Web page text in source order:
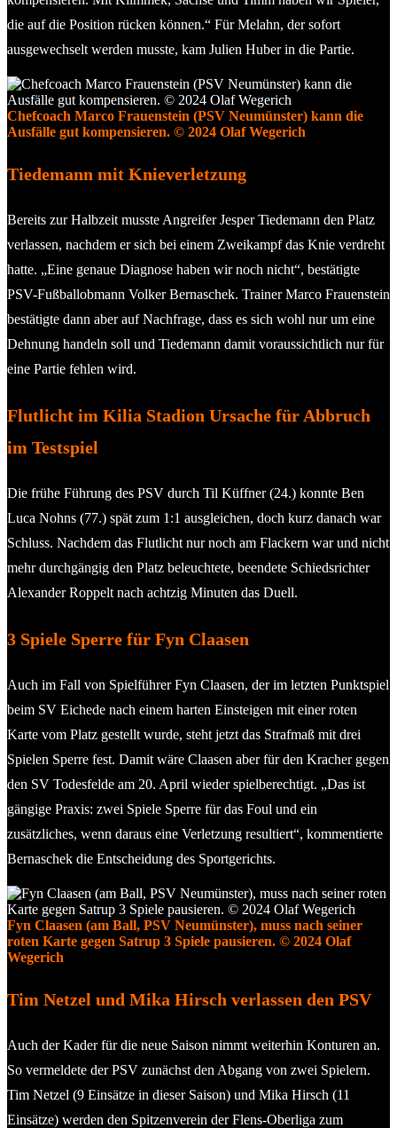
die auf die Position rücken können.“ Für Melahn, der sofort
ausgewechselt werden musste, kam Julien Huber in die Partie.
Chefcoach Marco Frauenstein (PSV Neumünster) kann die
Ausfälle gut kompensieren. © 2024 Olaf Wegerich
Tiedemann mit Knieverletzung
Bereits zur Halbzeit musste Angreifer Jesper Tiedemann den Platz
verlassen, nachdem er sich bei einem Zweikampf das Knie verdreht
hatte. „Eine genaue Diagnose haben wir noch nicht“, bestätigte
PSV-Fußballobmann Volker Bernaschek. Trainer Marco Frauenstein
bestätigte dann aber auf Nachfrage, dass es sich wohl nur um eine
Dehnung handeln soll und Tiedemann damit voraussichtlich nur für
eine Partie fehlen wird.
Flutlicht im Kilia Stadion Ursache für Abbruch
im Testspiel
Die frühe Führung des PSV durch Til Küffner (24.) konnte Ben
Luca Nohns (77.) spät zum 1:1 ausgleichen, doch kurz danach war
Schluss. Nachdem das Flutlicht nur noch am Flackern war und nicht
mehr durchgängig den Platz beleuchtete, beendete Schiedsrichter
Alexander Roppelt nach achtzig Minuten das Duell.
3 Spiele Sperre für Fyn Claasen
Auch im Fall von Spielführer Fyn Claasen, der im letzten Punktspiel
beim SV Eichede nach einem harten Einsteigen mit einer roten
Karte vom Platz gestellt wurde, steht jetzt das Strafmaß mit drei
Spielen Sperre fest. Damit wäre Claasen aber für den Kracher gegen
den SV Todesfelde am 20. April wieder spielberechtigt. „Das ist
gängige Praxis: zwei Spiele Sperre für das Foul und ein
zusätzliches, wenn daraus eine Verletzung resultiert“, kommentierte
Bernaschek die Entscheidung des Sportgerichts.
Fyn Claasen (am Ball, PSV Neumünster), muss nach seiner
roten Karte gegen Satrup 3 Spiele pausieren. © 2024 Olaf
Wegerich
Tim Netzel und Mika Hirsch verlassen den PSV
Auch der Kader für die neue Saison nimmt weiterhin Konturen an.
So vermeldete der PSV zunächst den Abgang von zwei Spielern.
Tim Netzel (9 Einsätze in dieser Saison) und Mika Hirsch (11
Einsätze) werden den Spitzenverein der Flens-Oberliga zum